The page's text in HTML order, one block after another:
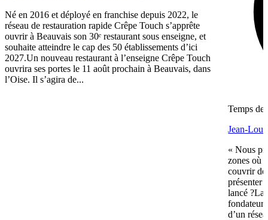
Né en 2016 et déployé en franchise depuis 2022, le
réseau de restauration rapide Crêpe Touch s’apprête
ouvrir à Beauvais son 30ᵉ restaurant sous enseigne, et
souhaite atteindre le cap des 50 établissements d’ici
2027.Un nouveau restaurant à l’enseigne Crêpe Touch
ouvrira ses portes le 11 août prochain à Beauvais, dans
l’Oise. Il s’agira de...
Temps de
Jean-
« Nous
zones où
couvrir de
présenter
lancé ?La
d’un